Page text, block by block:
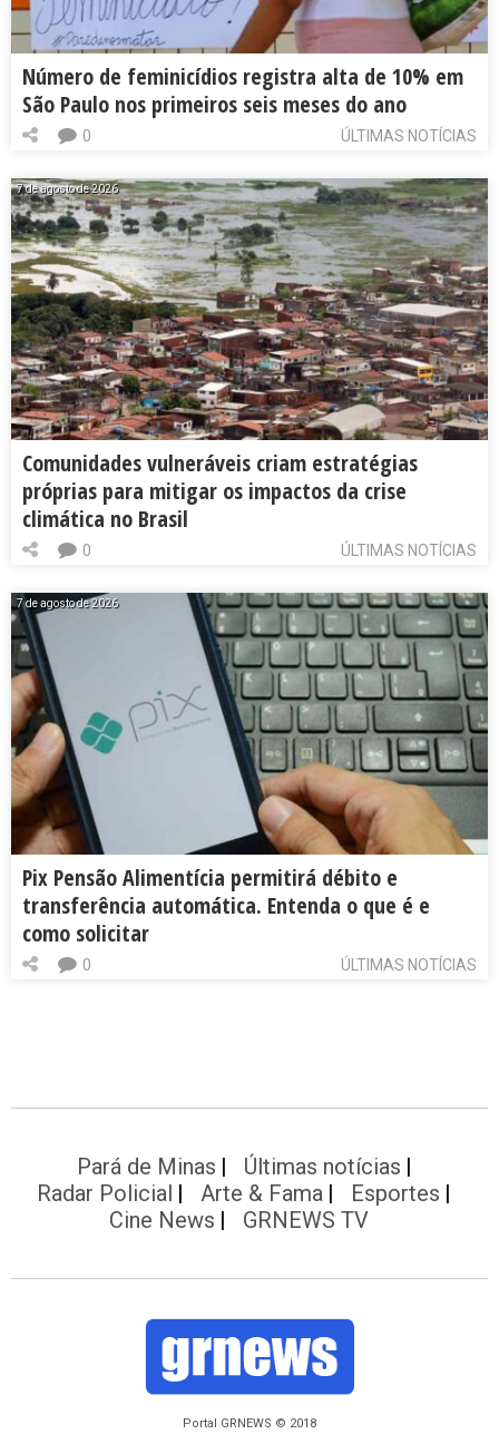
Número de feminicídios registra alta de 10% em
São Paulo nos primeiros seis meses do ano
ÚLTIMAS NOTÍCIAS
0
7 de agosto de 2026
Comunidades vulneráveis criam estratégias
próprias para mitigar os impactos da crise
climática no Brasil
ÚLTIMAS NOTÍCIAS
0
7 de agosto de 2026
Pix Pensão Alimentícia permitirá débito e
transferência automática. Entenda o que é e
como solicitar
ÚLTIMAS NOTÍCIAS
0
Pará de Minas
Últimas notícias
Radar Policial
Arte & Fama
Esportes
Cine News
GRNEWS TV
Portal GRNEWS © 2018